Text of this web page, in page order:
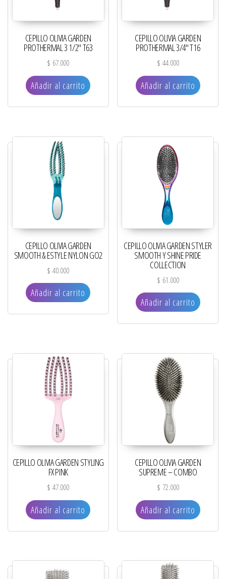
CEPILLO OLIVIA GARDEN
PROTHERMAL 3 1/2″ T63
$ 67.000
Añadir al carrito
CEPILLO OLIVIA GARDEN
PROTHERMAL 3/4″ T16
$ 44.000
Añadir al carrito
CEPILLO OLIVIA GARDEN
SMOOTH & ESTYLE NYLON GO2
$ 40.000
Añadir al carrito
CEPILLO OLIVIA GARDEN STYLER
SMOOTH Y SHINE PRIDE
COLLECTION
$ 61.000
Añadir al carrito
CEPILLO OLIVIA GARDEN STYLING
FX PINK
$ 47.000
Añadir al carrito
CEPILLO OLIVIA GARDEN
SUPREME – COMBO
$ 72.000
Añadir al carrito